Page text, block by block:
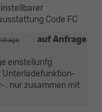
Code FC
auf Anfrage
einstellunfg
Unterladefunktion-
. nur zusammen mit